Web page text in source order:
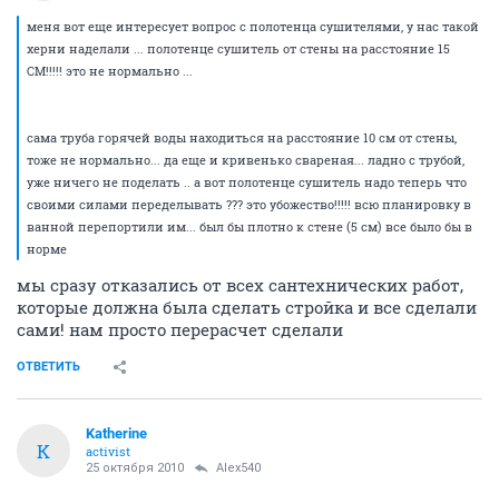
меня вот еще интересует вопрос с полотенца сушителями, у нас такой
херни наделали ... полотенце сушитель от стены на расстояние 15
СМ!!!!! это не нормально ...
сама труба горячей воды находиться на расстояние 10 см от стены,
тоже не нормально... да еще и кривенько свареная... ладно с трубой,
уже ничего не поделать .. а вот полотенце сушитель надо теперь что
своими силами переделывать ??? это убожество!!!!! всю планировку в
ванной перепортили им... был бы плотно к стене (5 см) все было бы в
норме
мы сразу отказались от всех сантехнических работ,
которые должна была сделать стройка и все сделали
сами! нам просто перерасчет сделали
ОТВЕТИТЬ
K
Katherine
activist
25 октября 2010 Alex540